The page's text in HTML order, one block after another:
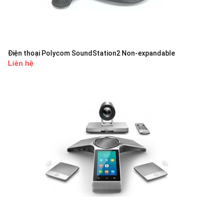
Điện thoại Polycom SoundStation2 Non-expandable
Liên hệ